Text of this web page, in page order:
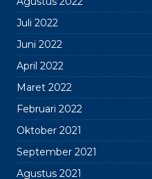
Juli 2022
Juni 2022
April 2022
Maret 2022
Februari 2022
Oktober 2021
September 2021
Agustus 2021